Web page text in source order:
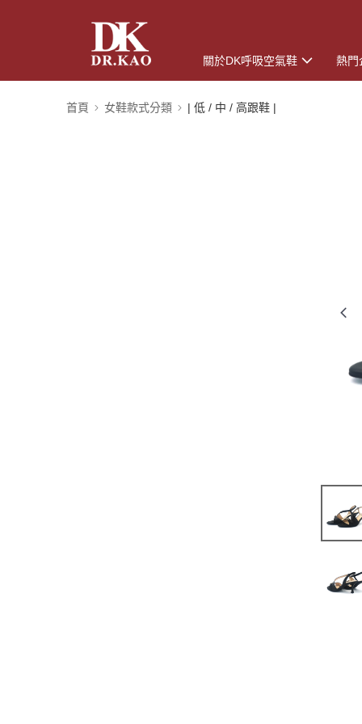
關於DK呼吸空氣鞋 熱門
首頁 女鞋款式分類 | 低 / 中 / 高跟鞋 |